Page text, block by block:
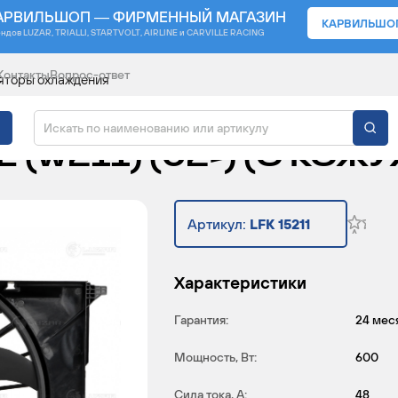
— ФИРМЕННЫЙ МАГАЗИН
LUZAR, TRIALLI, STARTVOLT, AIRLINE и CARVILLE RACING
Вопрос-ответ
охлаждения
ОХЛАЖДЕНИЯ
E (W211) (02-) (С
Артикул: LFK 15211
Характеристики
Гарантия: 24
Мощность, Вт: 600
Сила тока, А: 48